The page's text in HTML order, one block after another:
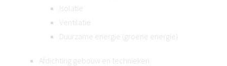
Isolatie
Ventilatie
Duurzame energie (groene energie)
Afdichting gebouw en technieken: